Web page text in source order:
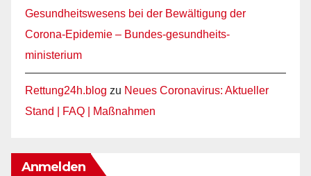
Gesundheitswesens bei der Bewältigung der
Corona-Epidemie – Bundes-gesundheits-
ministerium
Rettung24h.blog zu Neues Coronavirus: Aktueller
Stand | FAQ | Maßnahmen
Anmelden